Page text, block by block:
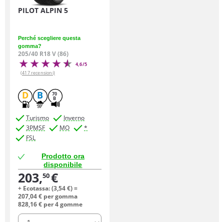
PILOT ALPIN 5
Perché scegliere questa
gomma?
205/40 R18 V (86)
4,6/5
(417 recensioni)
D B 70
B
Turismo
Inverno
3PMSF
MO
*
FSL
Prodotto ora
disponibile
203,50€
+ Ecotassa: (3,54€) =
207,04€ per gomma
828,16€ per 4 gomme
quantità